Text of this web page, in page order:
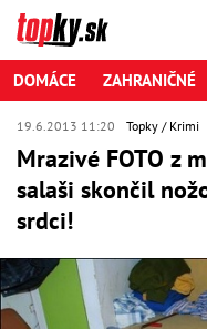
DOMÁCE ZAHRANIČNÉ
19.6.2013 11:20 Topky Krimi
Mrazivé FOTO z
salaši skončil
srdci!